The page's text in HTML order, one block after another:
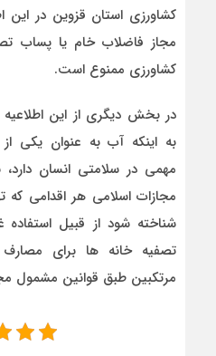
کشاورزی استان قزوین در این
مجاز فاضلاب خام یا پساب
کشاورزی ممنوع است.
در بخش دیگری از این اطلاعیه
به اینکه آب به عنوان یکی
مجازات اسلامی هر اقدامی
شناخته شود از قبیل
تصفیه خانه ها برای
مرتکبین طبق قوانین مشمول